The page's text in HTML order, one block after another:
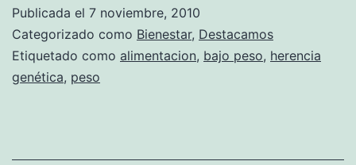
Publicada el 7 noviembre, 2010
Categorizado como Bienestar, Destacamos
Etiquetado como alimentacion, bajo peso, herencia
genética, peso